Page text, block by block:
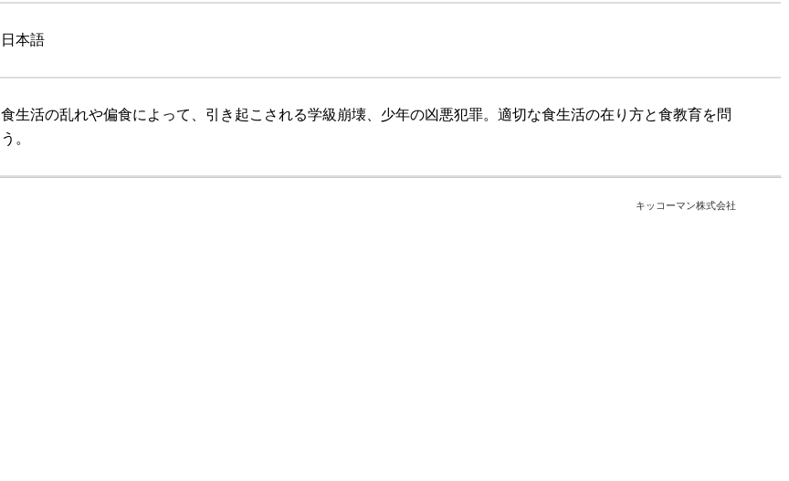
日本語
食生活の乱れや偏食によって、引き起こされる学級崩壊、少年の凶悪犯罪。適切な食生活の在り方と食教育を問
う。
キッコーマン株式会社